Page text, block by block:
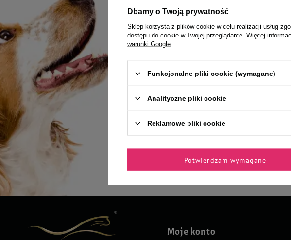
Zyskaj 10%
Jak masz na imię?
marketingowych zgodnie z polityką
Moje konto
Dbamy o Twoją prywatność
Sklep korzysta z plików cookie w celu realizacji usług
dostępu do cookie w Twojej przeglądarce. Więcej
warunki Google
Funkcjonalne pliki cookie (wymagane)
Analityczne pliki cookie
Reklamowe pliki cookie
Potwierdzam wymagane